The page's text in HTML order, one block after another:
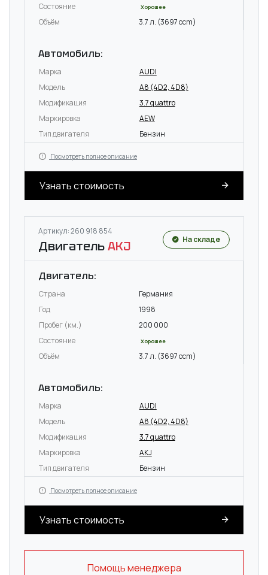
Состояние
Хорошее
Объём 3.7 л. (3697 ccm)
Автомобиль:
Марка
AUDI
Модель
A8 (4D2, 4D8)
Модификация
3.7 quattro
Маркировка
AEW
Тип двигателя
Бензин
Посмотреть полное описание
Узнать стоимость
Артикул: 260 918 854
ДвигательAKJ На складе
Двигатель:
Страна
Германия
Год
1998
Пробег (км.)
200 000
Состояние
Хорошее
Объём 3.7 л. (3697 ccm)
Автомобиль:
Марка
AUDI
Модель
A8 (4D2, 4D8)
Модификация
3.7 quattro
Маркировка
AKJ
Тип двигателя
Бензин
Посмотреть полное описание
Узнать стоимость
Помощь менеджера